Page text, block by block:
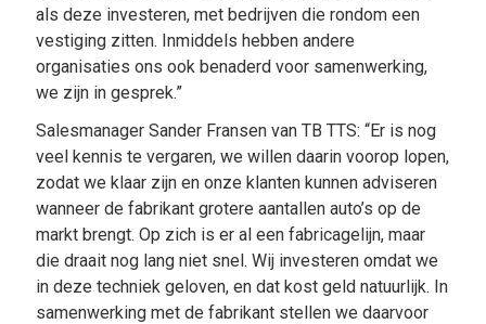
als deze investeren, met bedrijven die rondom een
vestiging zitten. Inmiddels hebben andere
organisaties ons ook benaderd voor samenwerking,
we zijn in gesprek.”
Salesmanager Sander Fransen van TB TTS: “Er is nog
veel kennis te vergaren, we willen daarin voorop lopen,
zodat we klaar zijn en onze klanten kunnen adviseren
wanneer de fabrikant grotere aantallen auto’s op de
markt brengt. Op zich is er al een fabricagelijn, maar
die draait nog lang niet snel. Wij investeren omdat we
in deze techniek geloven, en dat kost geld natuurlijk. In
samenwerking met de fabrikant stellen we daarvoor